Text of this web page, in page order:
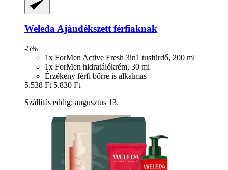
WeledaAjándékszett férfiaknak
-5%
1x ForMen Active Fresh 3in1 tusfürdő, 200 ml
1x ForMen hidratálókrém, 30 ml
Érzékeny férfi bőrre is alkalmas
5.538 Ft 5.830 Ft
Szállítás eddig: augusztus 13.